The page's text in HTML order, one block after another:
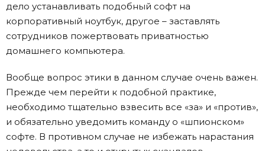
дело устанавливать подобный софт на
корпоративный ноутбук, другое – заставлять
сотрудников пожертвовать приватностью
домашнего компьютера.
Вообще вопрос этики в данном случае очень важен.
Прежде чем перейти к подобной практике,
необходимо тщательно взвесить все «за» и «против»,
и обязательно уведомить команду о «шпионском»
софте. В противном случае не избежать нарастания